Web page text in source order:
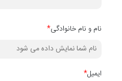
نام و نام خانوادگی*
ایمیل*